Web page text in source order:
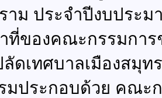
าม ประจำปีงบประ
ที่ของคณะกรรมกา
ลัดเทศบาลเมืองสมุ
มประกอบด้วย คณ